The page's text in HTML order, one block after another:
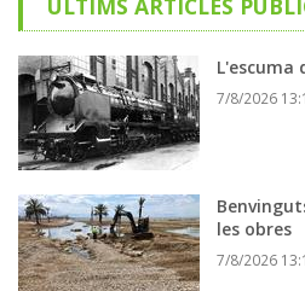
ÚLTIMS ARTICLES
L'escuma
7/8/2026
les obres
7/8/2026